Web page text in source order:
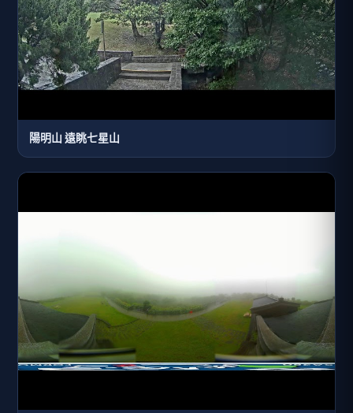
陽明山 遠眺七星山